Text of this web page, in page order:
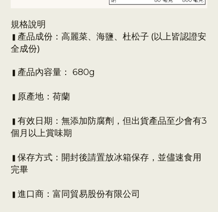
規格說明
產品成份： 高麗菜、海鹽、 杜松子 (以上皆認證安
全成份)
產品內容量： 680g
原產地： 荷蘭
有效日期： 無添加防腐劑，但出貨產品至少會有3
個月以上賞味期
保存方式： 開封後請置放冰箱保存，並儘速食用
完畢
進口商 ：富同貿易股份有限公司